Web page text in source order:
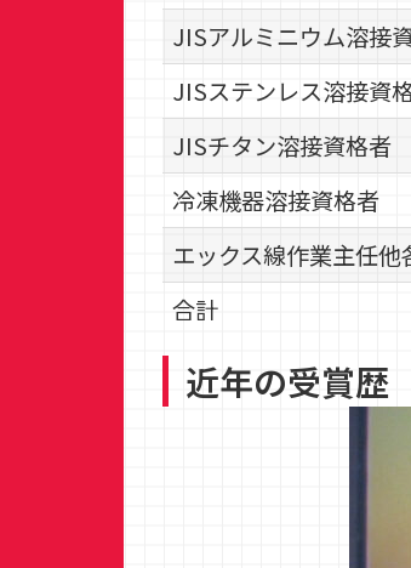
2023年
代表取締役社長に伊藤広一
JISアルミニウム溶接
JISステンレス溶接資
JISチタン溶接資格者
冷凍機器溶接資格者
エックス線作業主任他
合計
近年の受賞歴